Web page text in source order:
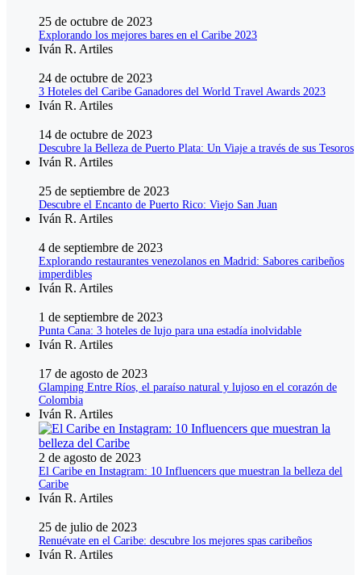
25 de octubre de 2023
Explorando los mejores bares en el Caribe 2023
Iván R. Artiles
24 de octubre de 2023
3 Hoteles del Caribe Ganadores del World Travel Awards 2023
Iván R. Artiles
14 de octubre de 2023
Descubre la Belleza de Puerto Plata: Un Viaje a través de sus Tesoros
Iván R. Artiles
25 de septiembre de 2023
Descubre el Encanto de Puerto Rico: Viejo San Juan
Iván R. Artiles
4 de septiembre de 2023
Explorando restaurantes venezolanos en Madrid: Sabores caribeños
imperdibles
Iván R. Artiles
1 de septiembre de 2023
Punta Cana: 3 hoteles de lujo para una estadía inolvidable
Iván R. Artiles
17 de agosto de 2023
Glamping Entre Ríos, el paraíso natural y lujoso en el corazón de
Colombia
Iván R. Artiles
2 de agosto de 2023
El Caribe en Instagram: 10 Influencers que muestran la belleza del
Caribe
Iván R. Artiles
25 de julio de 2023
Renuévate en el Caribe: descubre los mejores spas caribeños
Iván R. Artiles